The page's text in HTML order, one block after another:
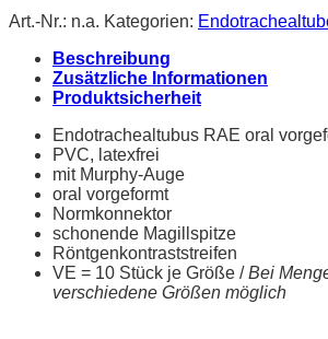
Art.-Nr.: n.a. Kategorien:
Beschreibung
Zusätzliche Informationen
Produktsicherheit
Endotrachealtubus RAE oral
PVC, latexfrei
mit Murphy-Auge
oral vorgeformt
Normkonnektor
schonende Magillspitze
Röntgenkontraststreifen
VE = 10 Stück je Größe /Bei
verschiedene Größen möglich